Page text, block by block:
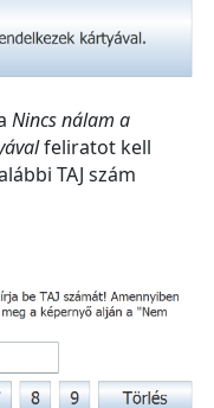
Nincs nálam a
feliratot kell
TAJ szám